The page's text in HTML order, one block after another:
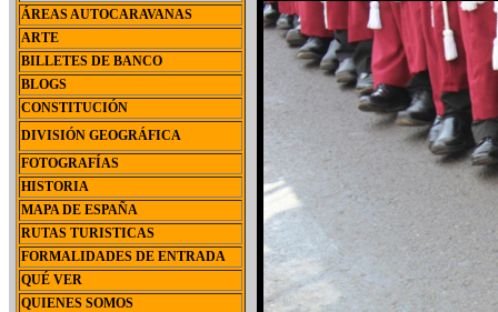
ÁREAS AUTOCARAVANAS
ARTE
BILLETES DE BANCO
BLOGS
CONSTITUCIÓN
DIVISIÓN GEOGRÁFICA
FOTOGRAFÍAS
HISTORIA
MAPA DE ESPAÑA
RUTAS TURISTICAS
FORMALIDADES DE ENTRADA
QUÉ VER
QUIENES SOMOS